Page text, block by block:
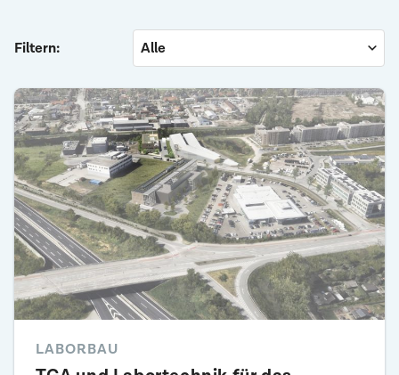
Filtern:
LABORBAU